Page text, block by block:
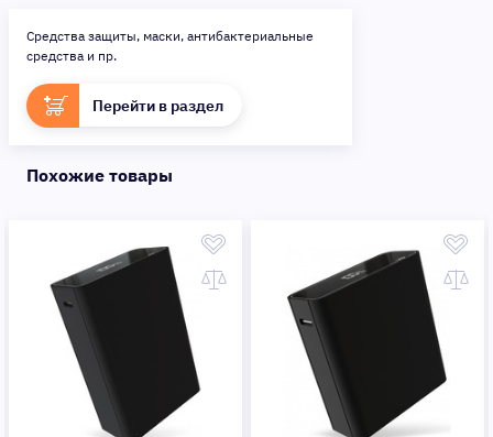
Средства защиты, маски, антибактериальные
средства и пр.
Перейти в раздел
Похожие товары